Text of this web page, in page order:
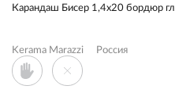
Карандаш Бисер 1,4x20 бордюр
Kerama Marazzi Россия